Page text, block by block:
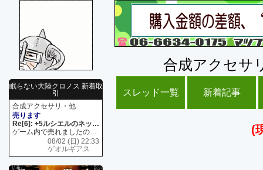
眠らない大陸クロノス 新着取
引
合成アクセサリ・他
売ります
Re[6]: +5ルシエルのネックレス
ゲーム内で売れましたので 在庫がネク1 リング4 となります リングのお値段は80G といたします
08/02 (日) 22:33
ゲオルギアス
合成アクセサ
スレッド一覧 新着記事
(